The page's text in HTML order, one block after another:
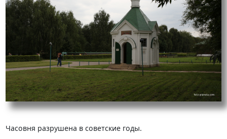
Часовня разрушена в советские годы.